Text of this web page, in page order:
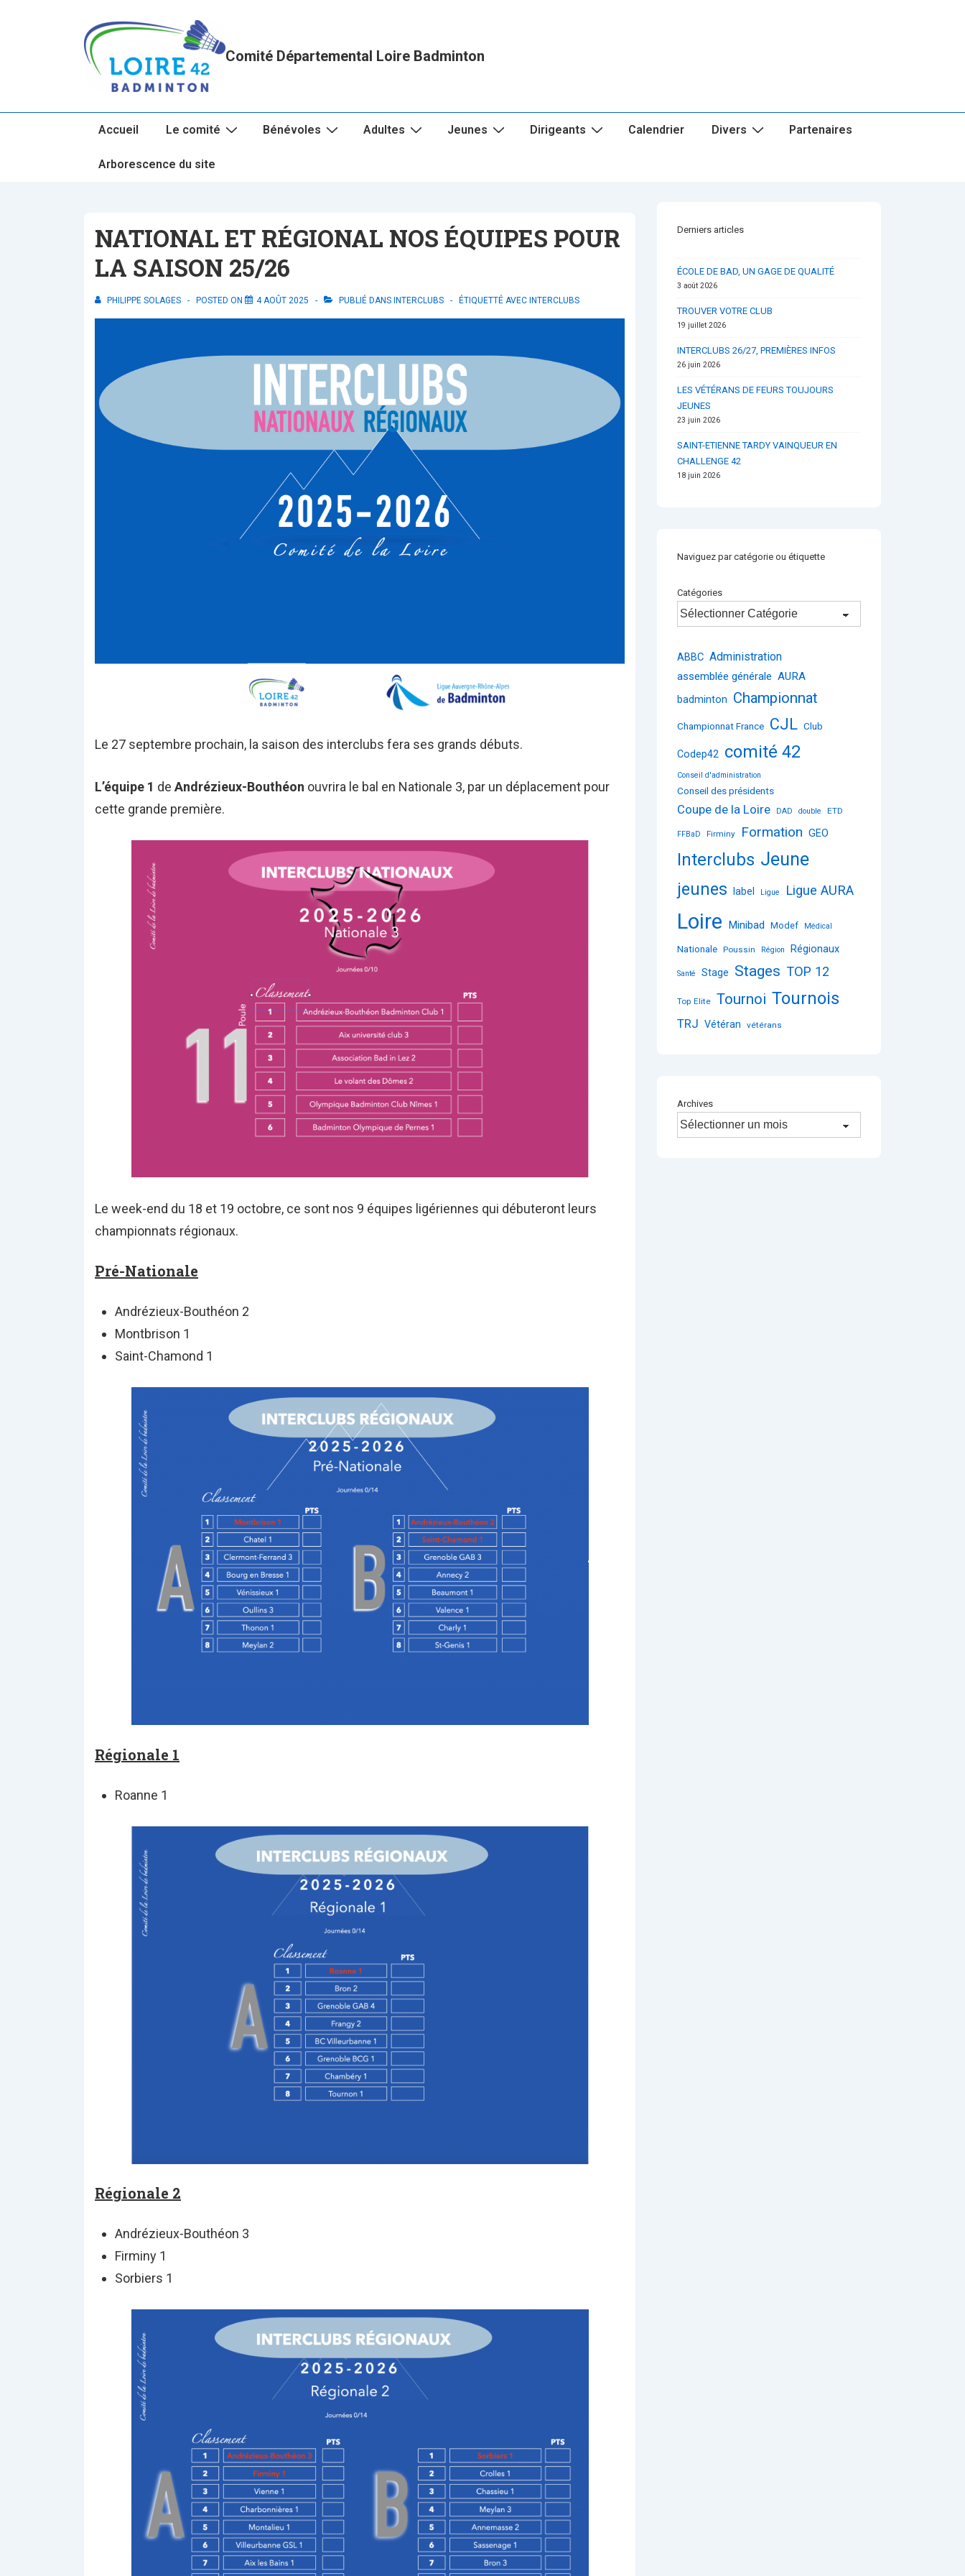
Comité Départemental Loire Badminton
Main
Accueil Le comité Bénévoles Adultes Jeunes Dirigeants Calendrier Divers Partenaires
Arborescence du site
NATIONAL ET RÉGIONAL NOS ÉQUIPES POUR
LA SAISON 25/26
PHILIPPE SOLAGES POSTED ON 4 AOÛT 2025 PUBLIÉ DANS INTERCLUBS ÉTIQUETTÉ AVEC INTERCLUBS
Le 27 septembre prochain, la saison des interclubs fera ses grands débuts.
L’équipe 1 de Andrézieux-Bouthéon ouvrira le bal en Nationale 3, par un déplacement pour
cette grande première.
Le week-end du 18 et 19 octobre, ce sont nos 9 équipes ligériennes qui débuteront leurs
championnats régionaux.
Pré-Nationale
Andrézieux-Bouthéon 2
Montbrison 1
Saint-Chamond 1
Régionale 1
Roanne 1
Régionale 2
Andrézieux-Bouthéon 3
Firminy 1
Sorbiers 1
Derniers articles
ÉCOLE DE BAD, UN GAGE DE QUALITÉ
3 août 2026
TROUVER VOTRE CLUB
19 juillet 2026
INTERCLUBS 26/27, PREMIÈRES INFOS
26 juin 2026
LES VÉTÉRANS DE FEURS TOUJOURS
JEUNES
23 juin 2026
SAINT-ETIENNE TARDY VAINQUEUR EN
CHALLENGE 42
18 juin 2026
Naviguez par catégorie ou étiquette
Catégories
ABBC Administration
assemblée générale AURA
badminton Championnat
Championnat France CJL Club
Codep42 comité 42
Conseil d'administration
Conseil des présidents
Coupe de la Loire DAD double ETD
FFBaD Firminy Formation GEO
Interclubs Jeune
jeunes label Ligue Ligue AURA
Loire Minibad Modef Médical
Nationale Poussin Région Régionaux
Santé Stage Stages TOP 12
Top Elite Tournoi Tournois
TRJ Vétéran vétérans
Archives